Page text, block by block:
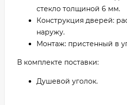
стекло толщиной 6 мм.
Конструкция дверей:
наружу.
Монтаж: пристенный в
В комплекте поставки:
Душевой уголок.